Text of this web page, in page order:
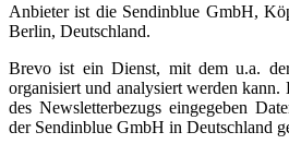
Anbieter ist die Sendinblue GmbH,
Berlin, Deutschland.
Brevo ist ein Dienst, mit dem u.a.
organisiert und analysiert werden
des Newsletterbezugs eingegeben
der Sendinblue GmbH in Deutschland